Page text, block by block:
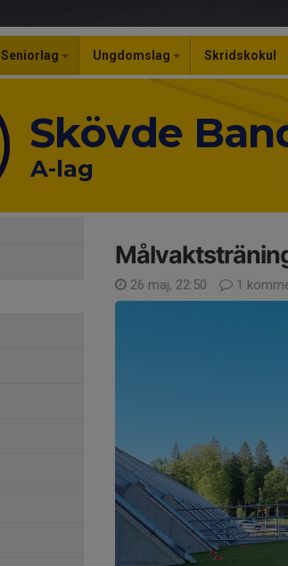
Seniorlag Ungdomslag Skridskokul
Skövde
A-lag
26 maj, 22:50 1